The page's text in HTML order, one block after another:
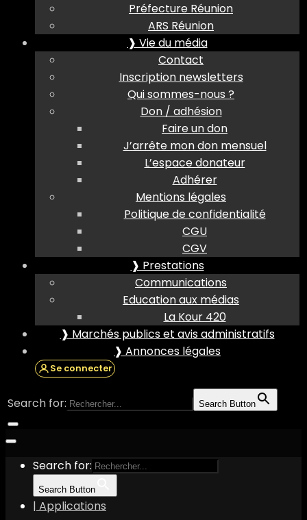
Préfecture Réunion
ARS Réunion
❱ Vie du média
Contact
Inscription newsletters
Qui sommes-nous ?
Don / adhésion
Faire un don
J’arrête mon don mensuel
L’espace donateur
Adhérer
Mentions légales
Politique de confidentialité
CGU
CGV
❱ Prestations
Communications
Education aux médias
La Kour 420
❱ Marchés publics et avis administratifs
❱ Annonces légales
Se connecter
Search for: Search Button
Search for:
Search Button
| Applications